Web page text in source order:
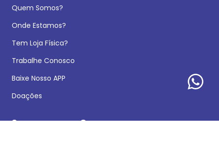
Quem Somos?
Onde Estamos?
Tem Loja Física?
Trabalhe Conosco
Baixe Nosso APP
Doações
Segurança na Compra